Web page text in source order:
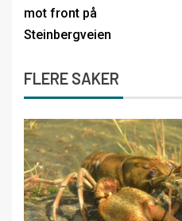
mot front på
Steinbergveien
FLERE SAKER